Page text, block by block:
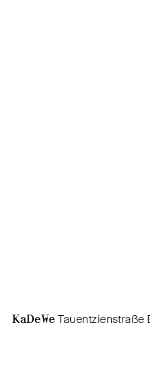
KaDeWe Tauentzienstraße